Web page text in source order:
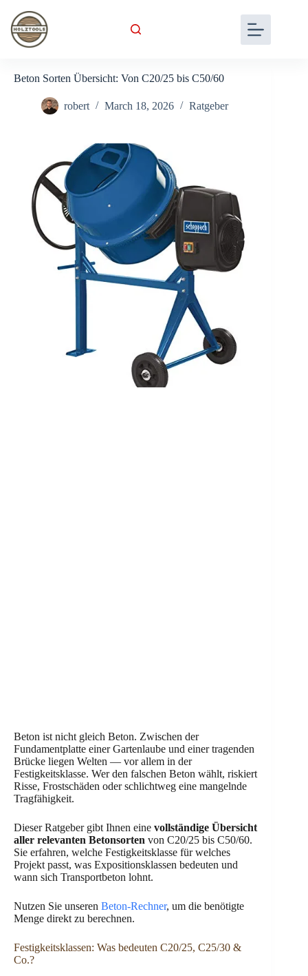
content
Beton Sorten Übersicht: Von C20/25 bis C50/60
robert March 18, 2026 Ratgeber
Beton ist nicht gleich Beton. Zwischen der
Fundamentplatte einer Gartenlaube und einer tragenden
Brücke liegen Welten — vor allem in der
Festigkeitsklasse. Wer den falschen Beton wählt, riskiert
Risse, Frostschäden oder schlichtweg eine mangelnde
Tragfähigkeit.
Dieser Ratgeber gibt Ihnen eine vollständige Übersicht
aller relevanten Betonsorten von C20/25 bis C50/60.
Sie erfahren, welche Festigkeitsklasse für welches
Projekt passt, was Expositionsklassen bedeuten und
wann sich Transportbeton lohnt.
Nutzen Sie unseren Beton-Rechner, um die benötigte
Menge direkt zu berechnen.
Festigkeitsklassen: Was bedeuten C20/25, C25/30 &
Co.?